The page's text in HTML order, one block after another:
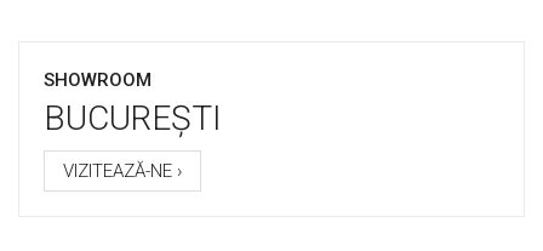
SHOWROOM
BUCUREȘTI
VIZITEAZĂ-NE ›